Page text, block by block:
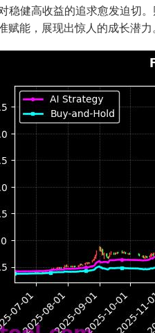
稳健高收益的追求愈发迫切
赋能，展现出惊人的成长潜